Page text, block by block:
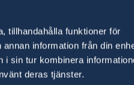
tillhandahålla funktioner för
information från din
i sin tur kombinera
deras tjänster.
i Ulan Bator,
derashemsida